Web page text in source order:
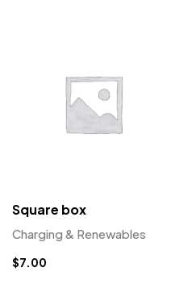
Square box
Charging & Renewables
$7.00